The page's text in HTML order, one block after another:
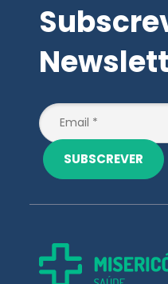
SUBSCREVER